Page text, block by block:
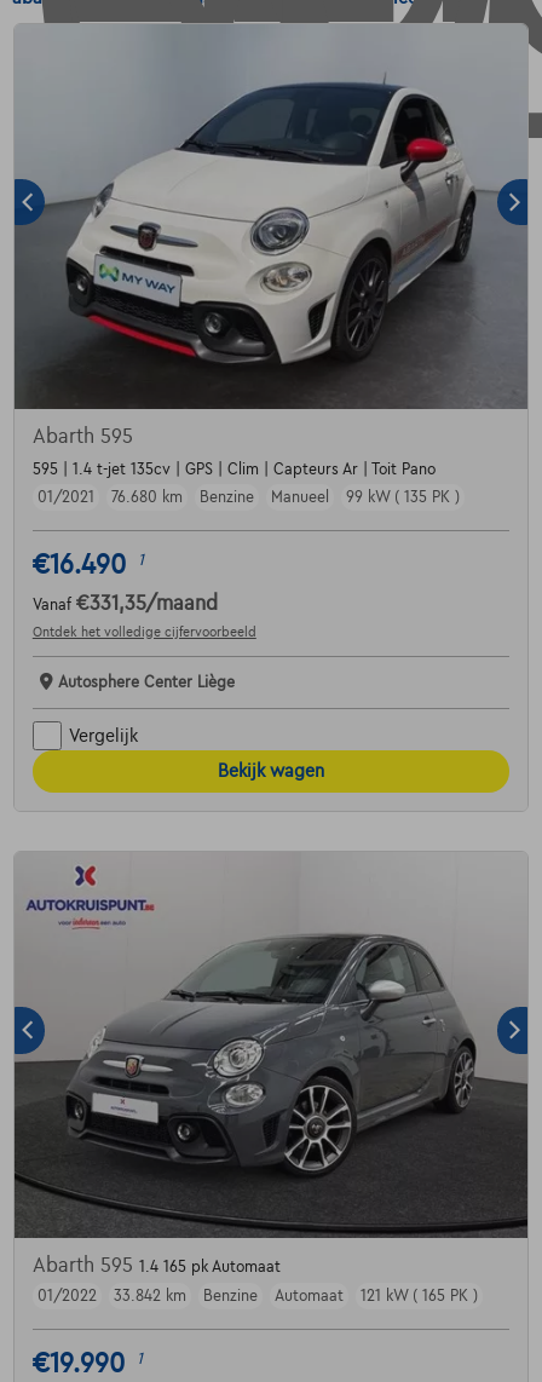
Abarth 595
595 | 1.4 t-jet 135cv | GPS | Clim | Capteurs Ar | Toit Pano
01/2021
76.680 km Benzine Manueel 99 kW ( 135 PK )
€16.490 1
Vanaf €331,35/maand
Ontdek het volledige cijfervoorbeeld
Autosphere Center Liège
Vergelijk
Bekijk wagen
Abarth 595 1.4 165 pk Automaat
01/2022
33.842 km Benzine Automaat 121 kW ( 165 PK )
€19.990 1